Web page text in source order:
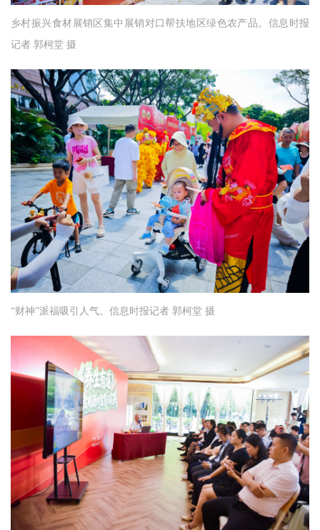
乡村振兴食材展销区集中展销对口帮扶地区绿色农产品。信息时报
记者 郭柯堂 摄
“财神”派福吸引人气。信息时报记者 郭柯堂 摄